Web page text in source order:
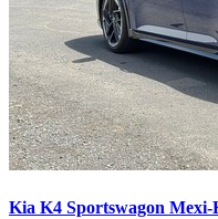
Kia K4 Sportswagon Mexi-